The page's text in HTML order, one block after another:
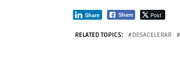
Share Post
Share
RELATED TOPICS: DESACELERAR